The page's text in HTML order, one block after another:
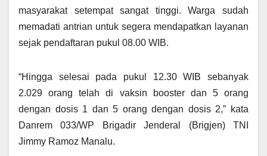
masyarakat setempat sangat tinggi. Warga sudah
memadati antrian untuk segera mendapatkan layanan
sejak pendaftaran pukul 08.00 WIB.
“Hingga selesai pada pukul 12.30 WIB sebanyak
2.029 orang telah di vaksin booster dan 5 orang
dengan dosis 1 dan 5 orang dengan dosis 2,” kata
Danrem 033/WP Brigadir Jenderal (Brigjen) TNI
Jimmy Ramoz Manalu.